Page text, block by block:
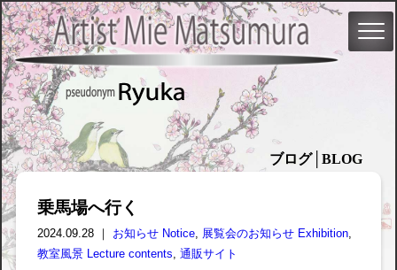
ブログ│BLOG
乗馬場へ行く
2024.09.28 ｜ お知らせ Notice, 展覧会のお知らせ Exhibition,
教室風景 Lecture contents, 通販サイト